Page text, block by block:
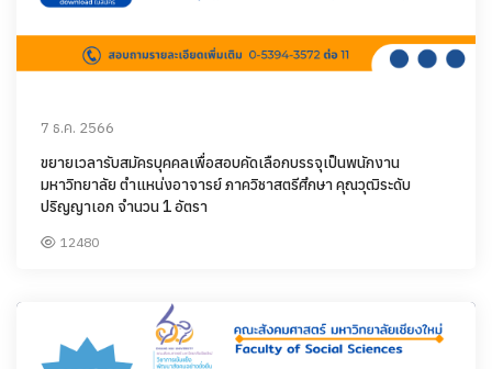
7 ธ.ค. 2566
ขยายเวลารับสมัครบุคคลเพื่อสอบคัดเลือกบรรจุเป็นพนักงาน
มหาวิทยาลัย ตำแหน่งอาจารย์ ภาควิชาสตรีศึกษา คุณวุฒิระดับ
ปริญญาเอก จำนวน 1 อัตรา
12480